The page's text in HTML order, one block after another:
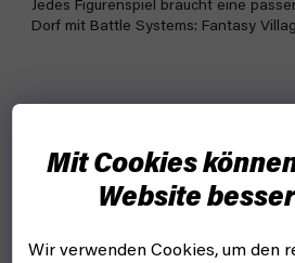
Mit Cookies
Website
Wir verwenden Cookies, um den
Jedes Figurenspiel braucht eine
Dorf mit Battle Systems: Fantasy